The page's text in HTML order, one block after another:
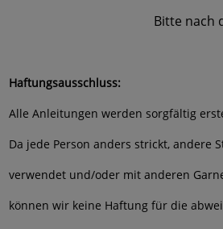
Bitte nach dem
Haftungsausschluss:
Alle Anleitungen werden sorgfältig
Da jede Person anders strickt, andere
verwendet und/oder mit anderen
können wir keine Haftung für die